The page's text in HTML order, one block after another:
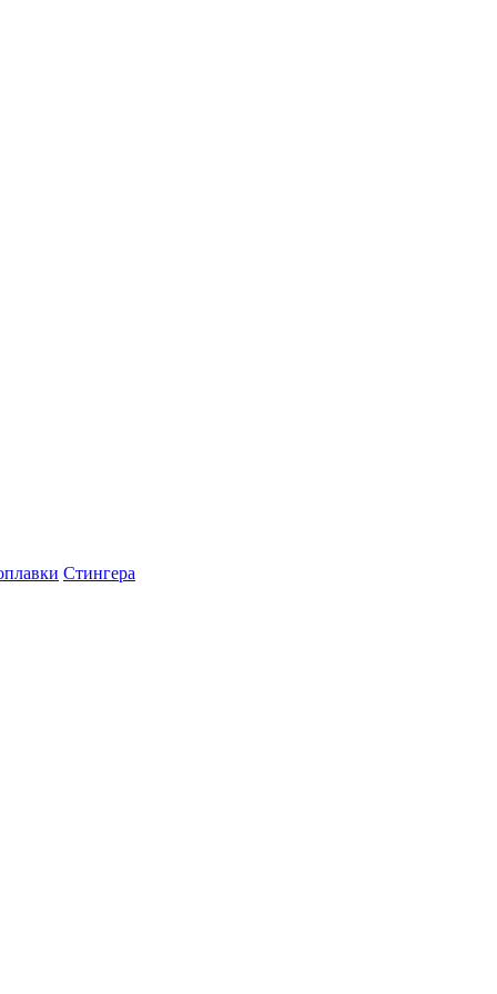
Стингера